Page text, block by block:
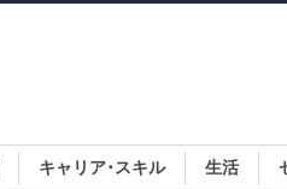
キャリア･スキル 生活